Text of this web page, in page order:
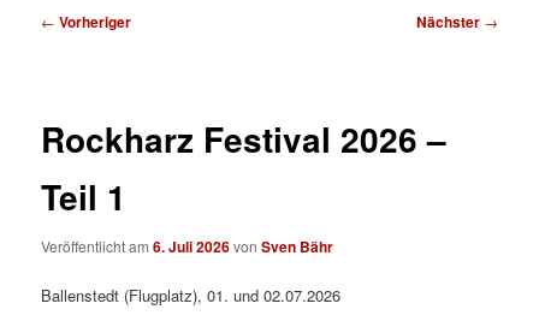
Beitragsnavigation
← Vorheriger Nächster →
Rockharz Festival 2026 –
Teil 1
Veröffentlicht am6. Juli 2026vonSven Bähr
Ballenstedt (Flugplatz), 01. und 02.07.2026